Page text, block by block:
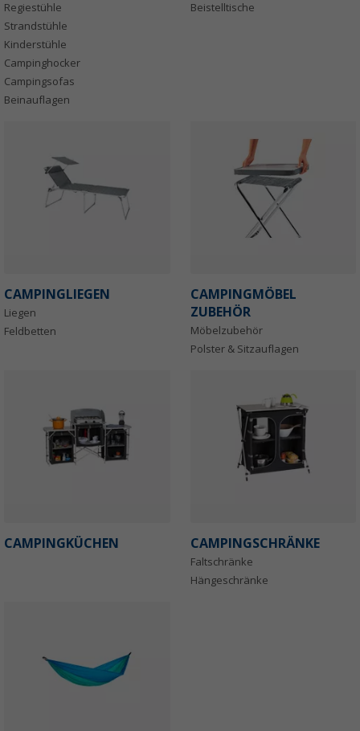
Regiestühle
Strandstühle
Kinderstühle
Campinghocker
Campingsofas
Beinauflagen
Beistelltische
CAMPINGLIEGEN
Liegen
Feldbetten
CAMPINGMÖBEL
ZUBEHÖR
Möbelzubehör
Polster & Sitzauflagen
CAMPINGKÜCHEN CAMPINGSCHRÄNKE
Faltschränke
Hängeschränke